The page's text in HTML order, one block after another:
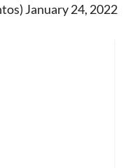
January 24, 2022